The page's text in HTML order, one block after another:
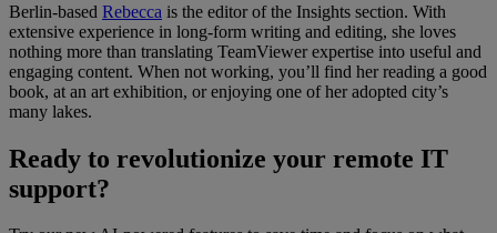
Berlin-based Rebecca is the editor of the Insights section. With
extensive experience in long-form writing and editing, she loves
nothing more than translating TeamViewer expertise into useful and
engaging content. When not working, you’ll find her reading a good
book, at an art exhibition, or enjoying one of her adopted city’s
many lakes.
Ready to revolutionize your remote IT
support?